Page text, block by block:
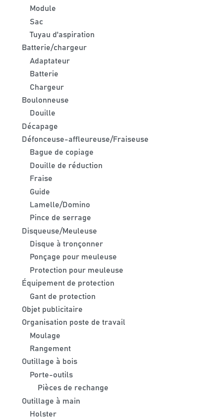
Module
Sac
Tuyau d'aspiration
Batterie/chargeur
Adaptateur
Batterie
Chargeur
Boulonneuse
Douille
Décapage
Défonceuse-affleureuse/Fraiseuse
Bague de copiage
Douille de réduction
Fraise
Guide
Lamelle/Domino
Pince de serrage
Disqueuse/Meuleuse
Disque à tronçonner
Ponçage pour meuleuse
Protection pour meuleuse
Équipement de protection
Gant de protection
Objet publicitaire
Organisation poste de travail
Moulage
Rangement
Outillage à bois
Porte-outils
Pièces de rechange
Outillage à main
Holster